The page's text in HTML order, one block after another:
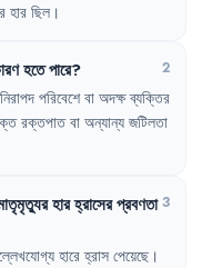
হার ছিল ।
হতেপারে? 2
পরিবেশে বা অদক্ষ ব্যক্তির
রক্তপাত বা অন্যান্য জটিলতা
হারহ্রাসেরপ্রবণতা 3
হারে হ্রাস পেয়েছে ।